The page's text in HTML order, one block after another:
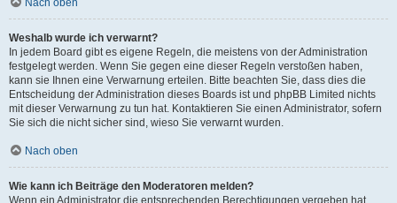
Nach oben
Weshalb wurde ich verwarnt?
In jedem Board gibt es eigene Regeln, die meistens von der Administration
festgelegt werden. Wenn Sie gegen eine dieser Regeln verstoßen haben,
kann sie Ihnen eine Verwarnung erteilen. Bitte beachten Sie, dass dies die
Entscheidung der Administration dieses Boards ist und phpBB Limited nichts
mit dieser Verwarnung zu tun hat. Kontaktieren Sie einen Administrator, sofern
Sie sich die nicht sicher sind, wieso Sie verwarnt wurden.
Nach oben
Wie kann ich Beiträge den Moderatoren melden?
Wenn ein Administrator die entsprechenden Berechtigungen vergeben hat,